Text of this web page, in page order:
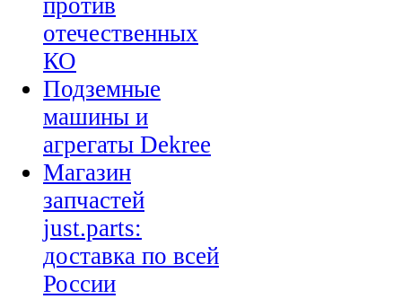
против
отечественных
КО
Подземные
машины и
агрегаты Dekree
Магазин
запчастей
just.parts:
доставка по всей
России